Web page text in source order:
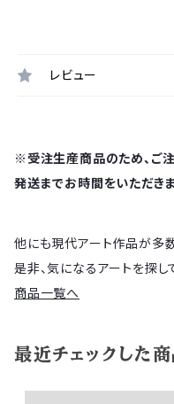
レビュー
※受注生産商品のため、ご
発送までお時間をいただきま
他にも現代アート作品が多
是非、気になるアートを探し
商品一覧へ
最近チェックした